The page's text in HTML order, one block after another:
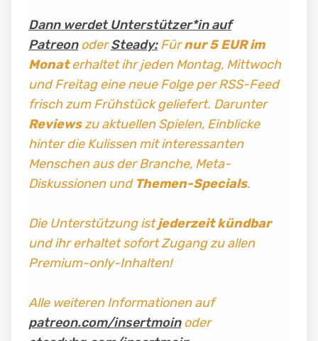
Dann werdet Unterstützer*in auf
PatreonoderSteady:Fürnur 5 EUR im
Monaterhaltet ihr jeden Montag, Mittwoch
und Freitag eine neue Folge per RSS-Feed
frisch zum Frühstück geliefert. Darunter
Reviewszu aktuellen Spielen, Einblicke
hinter die Kulissen mit interessanten
Menschen aus der Branche, Meta-
Diskussionen und Themen-Specials.
Die Unterstützung istjederzeit kündbar
und ihr erhaltet sofort Zugang zu allen
Premium-only-Inhalten!
Alle weiteren Informationen auf
patreon.com/insertmoinoder